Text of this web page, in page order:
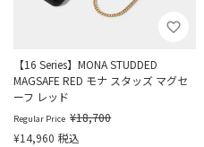
【16 Series】MONA STUDDED
MAGSAFE RED モナ スタッズ マグセ
ーフ レッド
Regular Price ¥18,700
¥14,960 税込